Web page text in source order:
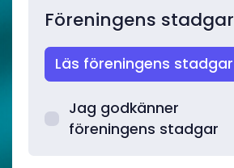
Föreningens stadgar
Läs föreningens stadgar
Jag godkänner
föreningens stadgar